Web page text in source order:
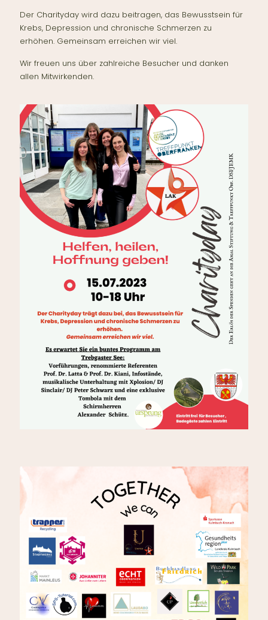
Der Charityday wird dazu beitragen, das Bewusstsein für
Krebs, Depression und chronische Schmerzen zu
erhöhen. Gemeinsam erreichen wir viel.
Wir freuen uns über zahlreiche Besucher und danken
allen Mitwirkenden.